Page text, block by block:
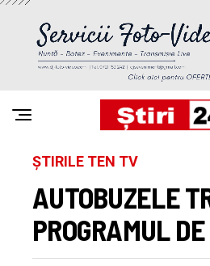
ȘTIRILE TEN TV
AUTOBUZELE
PROGRAMUL